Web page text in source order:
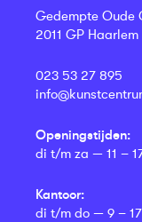
Gedempte Oude
2011 GP Haarlem
023 53 27 895
Openingstijden:
di t/m za — 11 –
Kantoor:
di t/m do — 9 –